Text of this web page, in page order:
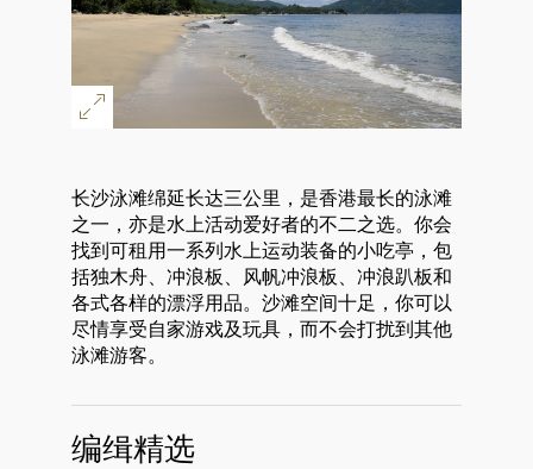
长沙泳滩绵延长达三公里，是香港最长的泳滩
之一，亦是水上活动爱好者的不二之选。你会
找到可租用一系列水上运动装备的小吃亭，包
括独木舟、冲浪板、风帆冲浪板、冲浪趴板和
各式各样的漂浮用品。沙滩空间十足，你可以
尽情享受自家游戏及玩具，而不会打扰到其他
泳滩游客。
编缉精选